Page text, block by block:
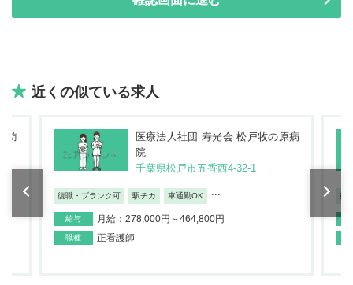
近くの似ている求人
訪
医療法人社団 寿光会 松戸牧の原病
院
千葉県松戸市五香西4-32-1
復職・ブランク可 駅チカ 車通勤OK
給与 月給：278,000円～464,800円
職種 正看護師
復